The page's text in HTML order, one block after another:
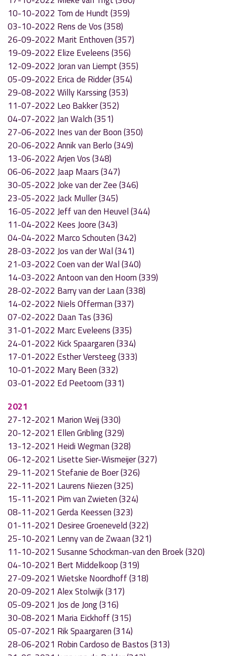
10-10-2022 Tom de Hundt (359)
03-10-2022 Rens de Vos (358)
26-09-2022 Marit Enthoven (357)
19-09-2022 Elize Eveleens (356)
12-09-2022 Joran van Liempt (355)
05-09-2022 Erica de Ridder (354)
29-08-2022 Willy Karssing (353)
11-07-2022 Leo Bakker (352)
04-07-2022 Jan Walch (351)
27-06-2022 Ines van der Boon (350)
20-06-2022 Annik van Berlo (349)
13-06-2022 Arjen Vos (348)
06-06-2022 Jaap Maars (347)
30-05-2022 Joke van der Zee (346)
23-05-2022 Jack Muller (345)
16-05-2022 Jeff van den Heuvel (344)
11-04-2022 Kees Joore (343)
04-04-2022 Marco Schouten (342)
28-03-2022 Jos van der Wal (341)
21-03-2022 Coen van der Wal (340)
14-03-2022 Antoon van den Hoorn (339)
28-02-2022 Barry van der Laan (338)
14-02-2022 Niels Offerman (337)
07-02-2022 Daan Tas (336)
31-01-2022 Marc Eveleens (335)
24-01-2022 Kick Spaargaren (334)
17-01-2022 Esther Versteeg (333)
10-01-2022 Mary Been (332)
03-01-2022 Ed Peetoom (331)
2021
27-12-2021 Marion Weij (330)
20-12-2021 Ellen Gribling (329)
13-12-2021 Heidi Wegman (328)
06-12-2021 Lisette Sier-Wismeijer (327)
29-11-2021 Stefanie de Boer (326)
22-11-2021 Laurens Niezen (325)
15-11-2021 Pim van Zwieten (324)
08-11-2021 Gerda Keessen (323)
01-11-2021 Desiree Groeneveld (322)
25-10-2021 Lenny van de Zwaan (321)
11-10-2021 Susanne Schockman-van den Broek (320)
04-10-2021 Bert Middelkoop (319)
27-09-2021 Wietske Noordhoff (318)
20-09-2021 Alex Stolwijk (317)
05-09-2021 Jos de Jong (316)
30-08-2021 Maria Eickhoff (315)
05-07-2021 Rik Spaargaren (314)
28-06-2021 Robin Cardoso de Bastos (313)